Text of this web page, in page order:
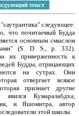
текст
следующее:
что почитаемый Будда
основным смыслом
(S. D. S., р. 332).
их приверженность к
Будды, отрицающих
на сутрах. Они
отвергает всякое
признает другие
явился Кумаралабдха,
и Яшомитра, автор
этой школы.